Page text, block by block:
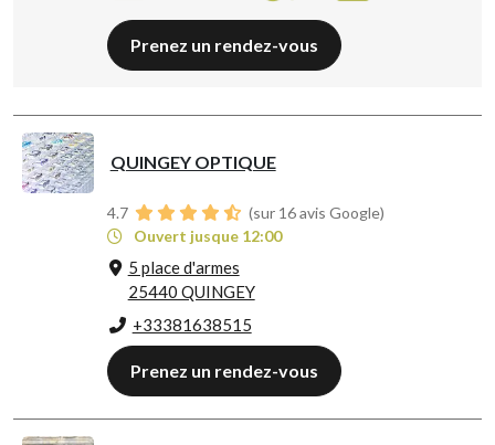
Prenez un rendez-vous
QUINGEY OPTIQUE
4.7
(sur 16 avis Google)
Ouvert jusque 12:00
5 place d'armes
25440 QUINGEY
+33381638515
Prenez un rendez-vous